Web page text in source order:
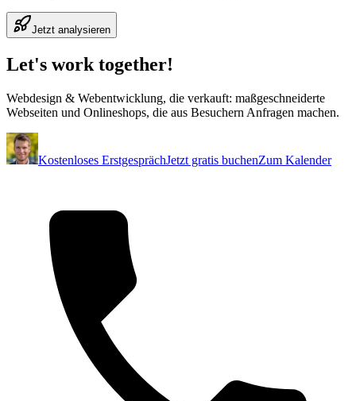
Jetzt analysieren
Let's work together!
Webdesign & Webentwicklung, die verkauft: maßgeschneiderte
Webseiten und Onlineshops, die aus Besuchern Anfragen machen.
Kostenloses ErstgesprächJetzt gratis buchenZum Kalender